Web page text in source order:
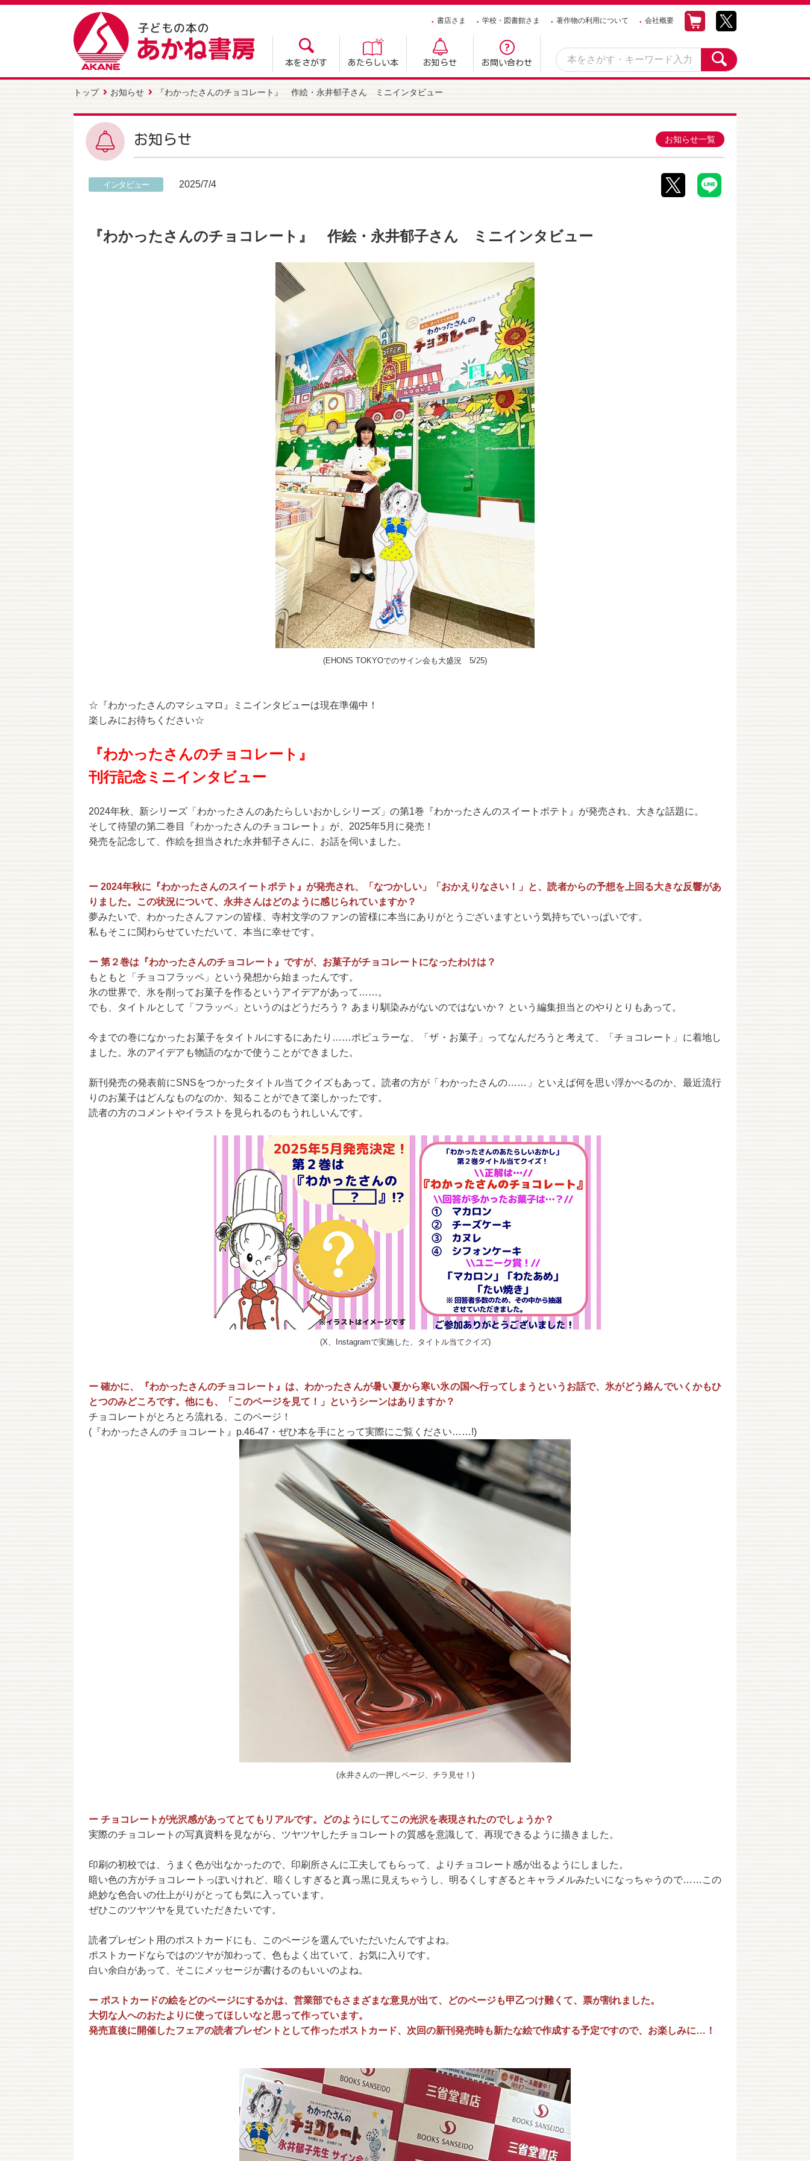
書店さま 学校・図書館さま 著作物の利用について 会社概要
本をさがす あたらしい本 お知らせ お問い合わせ
トップ お知らせ 『わかったさんのチョコレート』 作絵・永井郁子さん ミニインタビュー
お知らせ お知らせ一覧
インタビュー 2025/7/4
『わかったさんのチョコレート』 作絵・永井郁子さん ミニインタビュー
(EHONS TOKYOでのサイン会も大盛況 5/25)
☆『わかったさんのマシュマロ』ミニインタビューは現在準備中！
楽しみにお待ちください☆
『わかったさんのチョコレート』
刊行記念ミニインタビュー
2024年秋、新シリーズ「わかったさんのあたらしいおかしシリーズ」の第1巻『わかったさんのスイートポテト』が発売され、大きな話題に。
そして待望の第二巻目『わかったさんのチョコレート』が、2025年5月に発売！
発売を記念して、作絵を担当された永井郁子さんに、お話を伺いました。
ー 2024年秋に『わかったさんのスイートポテト』が発売され、「なつかしい」「おかえりなさい！」と、読者からの予想を上回る大きな反響があ
りました。この状況について、永井さんはどのように感じられていますか？
夢みたいで、わかったさんファンの皆様、寺村文学のファンの皆様に本当にありがとうございますという気持ちでいっぱいです。
私もそこに関わらせていただいて、本当に幸せです。
ー 第２巻は『わかったさんのチョコレート』ですが、お菓子がチョコレートになったわけは？
もともと「チョコフラッペ」という発想から始まったんです。
氷の世界で、氷を削ってお菓子を作るというアイデアがあって……。
でも、タイトルとして「フラッペ」というのはどうだろう？ あまり馴染みがないのではないか？ という編集担当とのやりとりもあって。
今までの巻になかったお菓子をタイトルにするにあたり……ポピュラーな、「ザ・お菓子」ってなんだろうと考えて、「チョコレート」に着地し
ました。氷のアイデアも物語のなかで使うことができました。
新刊発売の発表前にSNSをつかったタイトル当てクイズもあって。読者の方が「わかったさんの……」といえば何を思い浮かべるのか、最近流行
りのお菓子はどんなものなのか、知ることができて楽しかったです。
読者の方のコメントやイラストを見られるのもうれしいんです。
(X、Instagramで実施した、タイトル当てクイズ)
ー 確かに、『わかったさんのチョコレート』は、わかったさんが暑い夏から寒い氷の国へ行ってしまうというお話で、氷がどう絡んでいくかもひ
とつのみどころです。他にも、「このページを見て！」というシーンはありますか？
チョコレートがとろとろ流れる、このページ！
(『わかったさんのチョコレート』p.46-47・ぜひ本を手にとって実際にご覧ください……!)
(永井さんの一押しページ、チラ見せ！)
ー チョコレートが光沢感があってとてもリアルです。どのようにしてこの光沢を表現されたのでしょうか？
実際のチョコレートの写真資料を見ながら、ツヤツヤしたチョコレートの質感を意識して、再現できるように描きました。
印刷の初校では、うまく色が出なかったので、印刷所さんに工夫してもらって、よりチョコレート感が出るようにしました。
暗い色の方がチョコレートっぽいけれど、暗くしすぎると真っ黒に見えちゃうし、明るくしすぎるとキャラメルみたいになっちゃうので……この
絶妙な色合いの仕上がりがとっても気に入っています。
ぜひこのツヤツヤを見ていただきたいです。
読者プレゼント用のポストカードにも、このページを選んでいただいたんですよね。
ポストカードならではのツヤが加わって、色もよく出ていて、お気に入りです。
白い余白があって、そこにメッセージが書けるのもいいのよね。
ー ポストカードの絵をどのページにするかは、営業部でもさまざまな意見が出て、どのページも甲乙つけ難くて、票が割れました。
大切な人へのおたよりに使ってほしいなと思って作っています。
発売直後に開催したフェアの読者プレゼントとして作ったポストカード、次回の新刊発売時も新たな絵で作成する予定ですので、お楽しみに…！